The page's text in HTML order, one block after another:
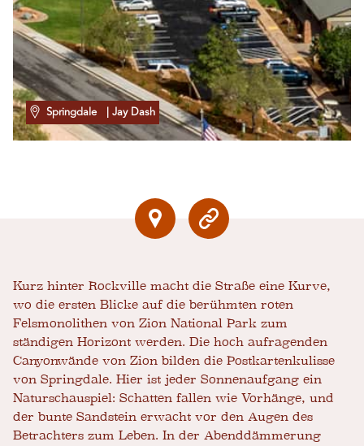
Springdale | Jay Dash
Kurz hinter Rockville macht die Straße eine Kurve,
wo die ersten Blicke auf die berühmten roten
Felsmonolithen von Zion National Park zum
ständigen Horizont werden. Die hoch aufragenden
Canyonwände von Zion bilden die Postkartenkulisse
von Springdale. Hier ist jeder Sonnenaufgang ein
Naturschauspiel: Schatten fallen wie Vorhänge, und
der bunte Sandstein erwacht vor den Augen des
Betrachters zum Leben. In der Abenddämmerung